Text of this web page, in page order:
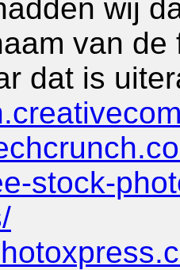
wij
van
dat is
stock-